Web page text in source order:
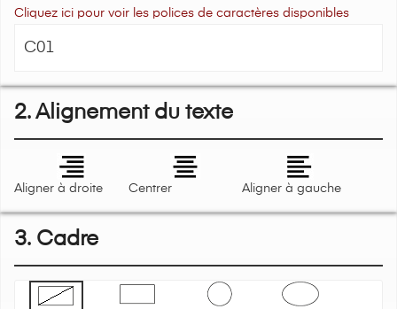
Cliquez ici pour voir les polices de caractères disponibles
2. Alignement du texte
Aligner à droite Centrer Aligner à gauche
3. Cadre